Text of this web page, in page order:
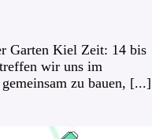
Garten Kiel Zeit: 14 bis
wir uns im
zu bauen, [...]